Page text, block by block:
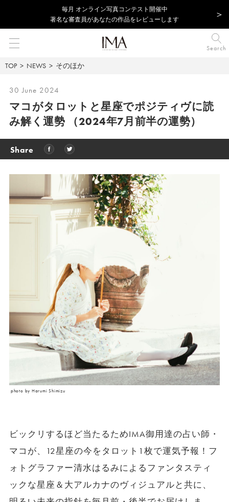
毎⽉ オンライン写真コンテスト開催中
著名な審査員があなたの作品をレビューします
Search
TOP NEWS そのほか
30 June 2024
マコがタロットと星座でポジティヴに読
み解く運勢 （2024年7月前半の運勢）
Share
photo by Harumi Shimizu
ビックリするほど当たるためIMA御用達の占い師・
マコが、12星座の今をタロット1枚で運気予報！フ
ォトグラファー清水はるみによるファンタスティ
ックな星座＆大アルカナのヴィジュアルと共に、